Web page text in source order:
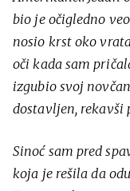
bio je očigledno
nosio krst oko
oči kada sam
izgubio svoj
dostavljen, rekavši
Sinoć sam pred
koja je rešila da